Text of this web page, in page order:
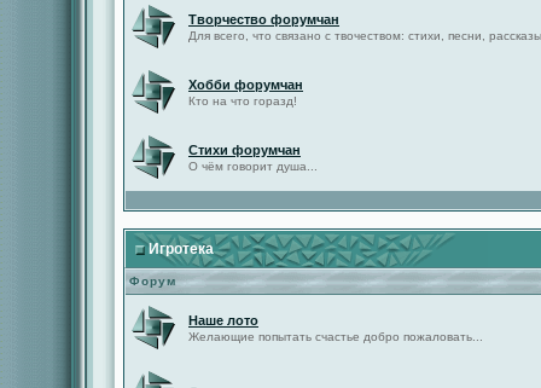
Творчество форумчан
Для всего, что связано с твочеством: стихи, песни,
Хобби форумчан
Кто на что горазд!
Стихи форумчан
О чём говорит душа...
Игротека
Форум
Наше лото
Желающие попытать счастье добро пожаловать...